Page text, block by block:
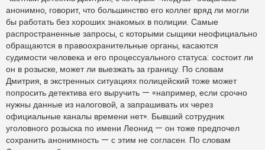
анонимно, говорит, что большинство его коллег вряд ли могли
бы работать без хороших знакомых в полиции. Самые
распространенные запросы, с которыми сыщики неофициально
обращаются в правоохранительные органы, касаются
судимости человека и его процессуального статуса: состоит ли
он в розыске, может ли выезжать за границу. По словам
Дмитрия, в экстренных ситуациях полицейский тоже может
попросить детектива его выручить — «например, если срочно
нужны данные из налоговой, а запрашивать их через
официальные каналы времени нет». Бывший сотрудник
уголовного розыска по имени Леонид — он тоже предпочел
сохранить анонимность — с этим не согласен. По словам